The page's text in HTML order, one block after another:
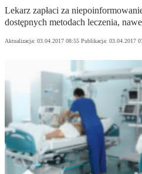
Lekarz zapłaci za
dostępnych metodach leczenia,
Aktualizacja: 03.04.2017 08:55 Publikacja: 03.04.2017